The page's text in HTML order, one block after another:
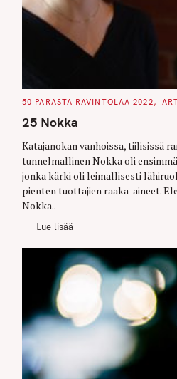
C
T
E
O
R
I
S
50 PARASTA RAVINTOLAA 2022
25 Nokka
Katajanokan vanhoissa, tiilisissä
tunnelmallinen Nokka oli
jonka kärki oli leimallisesti
pienten tuottajien raaka-aineet.
Nokka..
Lue lisää
r
r
: